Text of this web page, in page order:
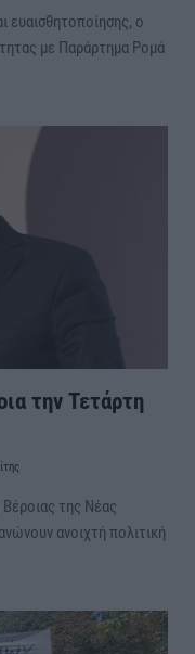
ευαισθητοποίησης, ο
με Παράρτημα Ρομά
την Τετάρτη
της Νέας
ανοιχτή πολιτική